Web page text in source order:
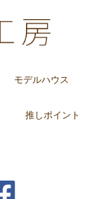
モデルハウス
推しポイント